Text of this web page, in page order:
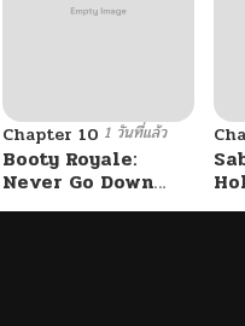
Chapter 10 1 วันที่แล้ว
Booty Royale:
Never Go Down
Without A Fight!